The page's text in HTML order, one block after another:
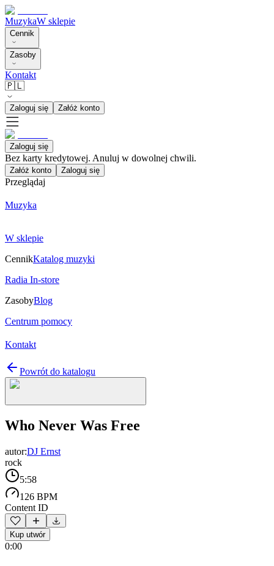
MuzykaW sklepie
Cennik
Zasoby
Kontakt
🇵🇱
Zaloguj się Załóż konto
Zaloguj się
Bez karty kredytowej. Anuluj w dowolnej chwili.
Załóż konto Zaloguj się
Przeglądaj
Muzyka
W sklepie
CennikKatalog muzyki
Radia In-store
ZasobyBlog
Centrum pomocy
Kontakt
Powrót do katalogu
Who Never Was Free
autor:DJ Ernst
rock
5:58
126 BPM
Content ID
Kup utwór
0:00